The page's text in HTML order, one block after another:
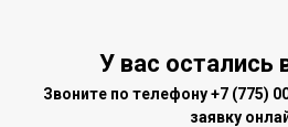
У вас остались
Звоните по телефону+7 (775)
заявку